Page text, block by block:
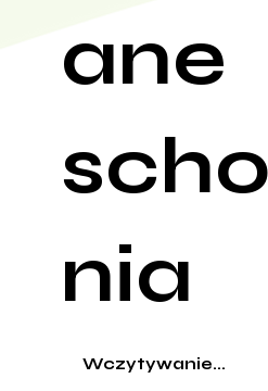
ane
nia
Wczytywanie...